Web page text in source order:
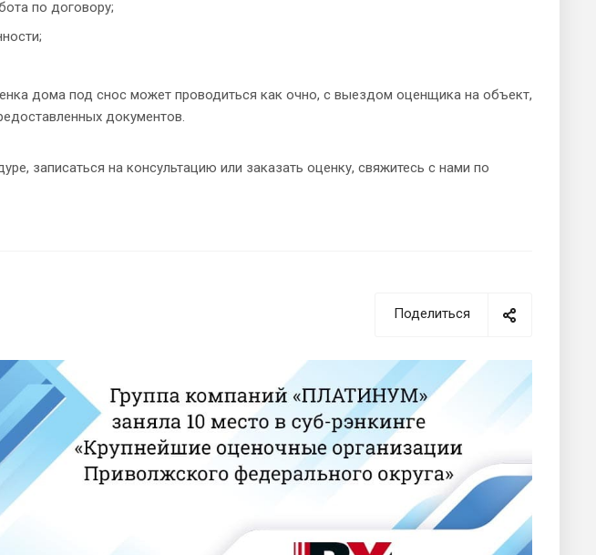
по договору;
дома под снос может проводиться как очно, с выездом оценщика на объект,
документов.
записаться на консультацию или заказать оценку, свяжитесь с нами по
Поделиться